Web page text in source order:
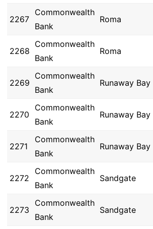
2267
Commonwealth
Bank
Roma
2268
Commonwealth
Bank
Roma
2269
Commonwealth
Bank
Runaway Bay
2270
Commonwealth
Bank
Runaway Bay
2271
Commonwealth
Bank
Runaway Bay
2272
Commonwealth
Bank
Sandgate
2273
Commonwealth
Bank
Sandgate